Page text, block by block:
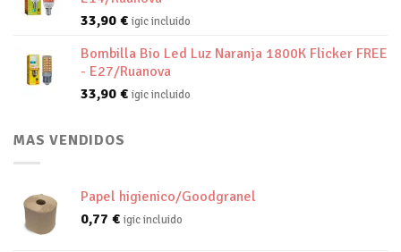
33,90 € igic incluido
Bombilla Bio Led Luz Naranja 1800K Flicker FREE
- E27/Ruanova
33,90 € igic incluido
MAS VENDIDOS
Papel higienico/Goodgranel
0,77 € igic incluido